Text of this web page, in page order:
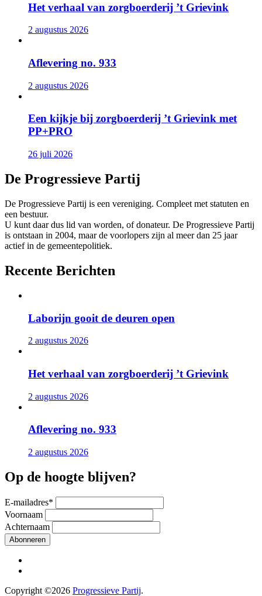
Het verhaal van zorgboerderij ’t Grievink
2 augustus 2026
Aflevering no. 933
2 augustus 2026
Een kijkje bij zorgboerderij ’t Grievink met
PP+PRO
26 juli 2026
De Progressieve Partij
De Progressieve Partij is een vereniging. Compleet met statuten en
een bestuur.
U kunt daar dus lid van worden, of donateur. De Progressieve Partij
is ontstaan in 2004, maar de voorlopers zijn al meer dan 25 jaar
actief in de gemeentepolitiek.
Recente Berichten
Laborijn gooit de deuren open
2 augustus 2026
Het verhaal van zorgboerderij ’t Grievink
2 augustus 2026
Aflevering no. 933
2 augustus 2026
Op de hoogte blijven?
E-mailadres*
Voornaam
Achternaam
Abonneren
Copyright ©2026 Progressieve Partij.